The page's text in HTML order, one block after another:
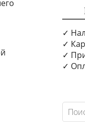
✓
✓
✓
✓